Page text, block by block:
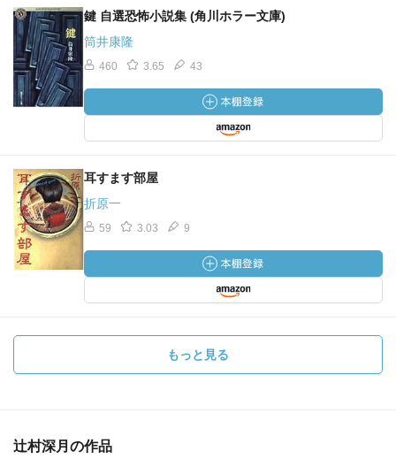
鍵 自選恐怖小説集 (角川ホラー文庫)
筒井康隆
460 3.65 43
耳すます部屋
折原一
59 3.03 9
もっと見る
辻村深月の作品